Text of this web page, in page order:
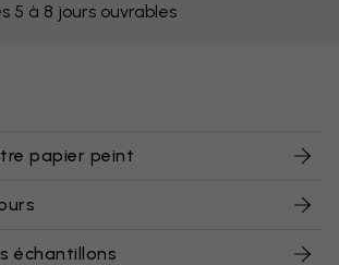
5 à 8 jours ouvrables
papier peint
échantillons